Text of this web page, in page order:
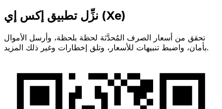
نزِّل تطبيق إكس إي (Xe)
تحقق من أسعار الصرف المُحدَّثة لحظة بلحظة، وأرسل الأموال
بأمان، واضبط تنبيهات للأسعار، وتلق إخطارات وغير ذلك المزيد.